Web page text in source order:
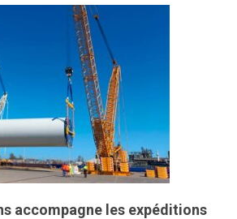
accompagne les expéditions